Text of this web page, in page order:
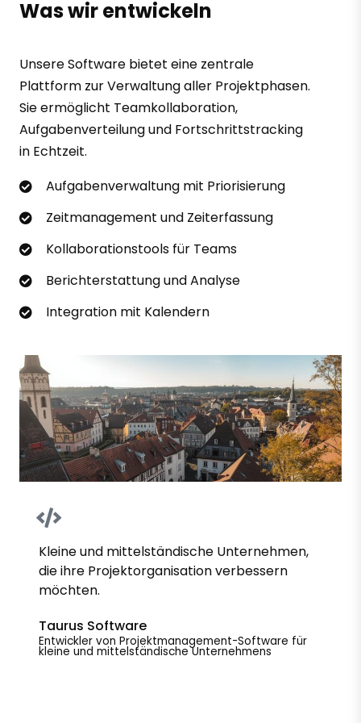
Was wir entwickeln
Unsere Software bietet eine zentrale
Plattform zur Verwaltung aller Projektphasen.
Sie ermöglicht Teamkollaboration,
Aufgabenverteilung und Fortschrittstracking
in Echtzeit.
Aufgabenverwaltung mit Priorisierung
Zeitmanagement und Zeiterfassung
Kollaborationstools für Teams
Berichterstattung und Analyse
Integration mit Kalendern
Kleine und mittelständische Unternehmen,
die ihre Projektorganisation verbessern
möchten.
Taurus Software
Entwickler von Projektmanagement-Software für
kleine und mittelständische Unternehmens